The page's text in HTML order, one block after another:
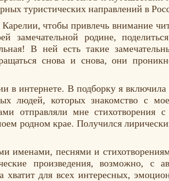
туристических направлений в
чтобы привлечь внимание
замечательной родине,
В ней есть такие
снова и снова, они
в интернете. В подборку я включила
людей, которых знакомство с
отправляли мне стихотворения с
родном крае. Получился
именами, песнями и
произведения, возможно, с
для всех интересных,